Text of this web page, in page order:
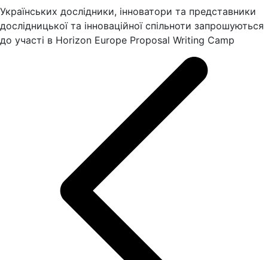
Українських дослідники, інноватори та представники
дослідницької та інноваційної спільноти запрошуються
до участі в Horizon Europe Proposal Writing Camp